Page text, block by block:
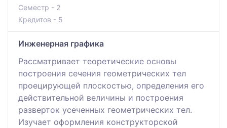
Семестр - 2
Кредитов - 5
Инженерная графика
Рассматривает теоретические основы
построения сечения геометрических тел
проецирующей плоскостью, определения его
действительной величины и построения
разверток усеченных геометрических тел.
Изучает оформления конструкторской